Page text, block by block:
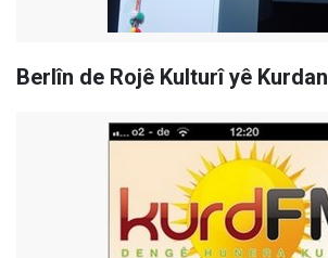
Berlîn de Rojê Kulturî yê Kurdan